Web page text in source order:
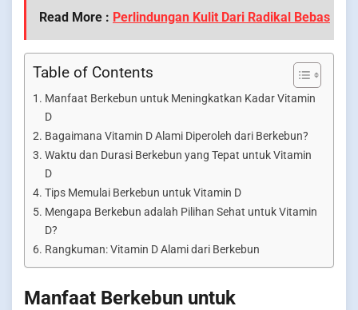
Read More : Perlindungan Kulit Dari Radikal Bebas
Table of Contents
Manfaat Berkebun untuk Meningkatkan Kadar Vitamin
D
Bagaimana Vitamin D Alami Diperoleh dari Berkebun?
Waktu dan Durasi Berkebun yang Tepat untuk Vitamin
D
Tips Memulai Berkebun untuk Vitamin D
Mengapa Berkebun adalah Pilihan Sehat untuk Vitamin
D?
Rangkuman: Vitamin D Alami dari Berkebun
Manfaat Berkebun untuk